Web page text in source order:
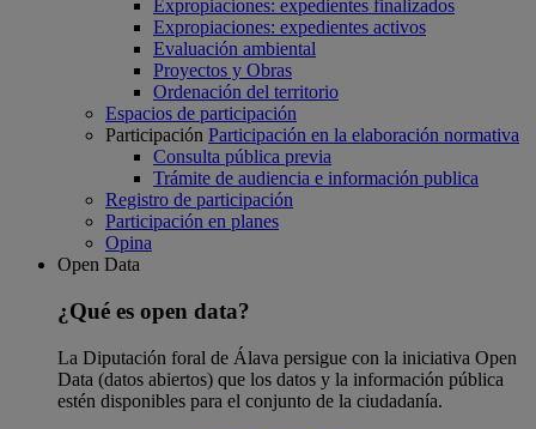
Expropiaciones: expedientes finalizados
Expropiaciones: expedientes activos
Evaluación ambiental
Proyectos y Obras
Ordenación del territorio
Espacios de participación
Participación Participación en la elaboración normativa
Consulta pública previa
Trámite de audiencia e información publica
Registro de participación
Participación en planes
Opina
Open Data
¿Qué es open data?
La Diputación foral de Álava persigue con la iniciativa Open
Data (datos abiertos) que los datos y la información pública
estén disponibles para el conjunto de la ciudadanía.